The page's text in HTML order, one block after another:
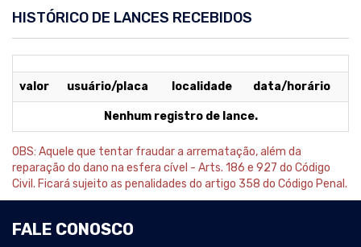
HISTÓRICO DE LANCES RECEBIDOS
valor usuário/placa localidade data/horário
Nenhum registro de lance.
OBS: Aquele que tentar fraudar a arrematação, além da
reparação do dano na esfera cível - Arts. 186 e 927 do Código
Civil. Ficará sujeito as penalidades do artigo 358 do Código Penal.
FALE CONOSCO